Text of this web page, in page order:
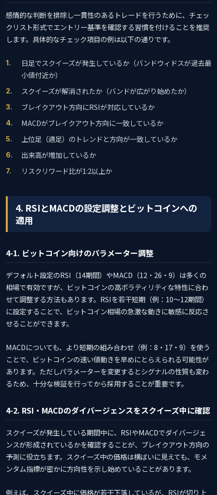
感情的な判断を排除し一貫性のあるトレードを行うために、チェッ
クリスト形式でエントリー基準を確認する習慣を付けることを推奨
します。具体的なチェック項目の例は以下の通りです。
日足でスクイーズが発生しているか（バンドウィドスが過去最
小値付近か）
スクイーズが解消されたか（バンドが広がり始めたか）
ブレイクアウト方向にRSIが対応しているか
MACDがブレイクアウト方向に一致しているか
上位足（週足）のトレンドと方向が一致しているか
出来高が増加しているか
リスクリワード比が1:2以上か
4. RSIとMACDの設定調整とビットコインへの
適用
4-1. ビットコイン向けのパラメーター調整
デフォルト設定のRSI（14期間）やMACD（12・26・9）は多くの
相場で有効ですが、ビットコインの高ボラティリティな特性に合わ
せて調整する方法もあります。RSIを若干短期（例：10〜12期間）
に設定することで、ビットコイン相場の急激な動きに敏感に反応さ
せることができます。
MACDについても、より短期の組み合わせ（例：8・17・9）を使う
ことで、ビットコインの速い値動きを早めにとらえられる可能性が
あります。ただしパラメーターを変更するとシグナルの性質も変わ
るため、十分な検証を行ってから採用することが重要です。
4-2. RSI・MACDのダイバージェンスをスクイーズ中に確認
スクイーズが発生している期間中に、RSIやMACDでダイバージェ
ンスが形成されているかを確認することが、ブレイクアウト方向の
予測に役立ちます。スクイーズ中の価格は横ばいに見えても、モメ
ンタム指標が密かに方向性を示し始めていることがあります。
例えば、スクイーズ中に価格が若干下落しているが、RSIが切り上